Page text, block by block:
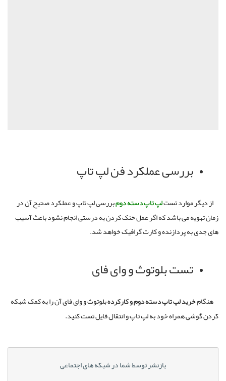
بررسی عملکرد فن لپ تاپ
از دیگر موارد تستلپتاپدستهدومبررسیلپ تاپ و عملکرد صحیح آن در
زمان تهویه می باشد که اگر عمل خنک کردن به درستی انجام نشود باعث آسیب
های جدی به پردازنده و کارت گرافیک خواهد شد.
تست بلوتوث و وای فای
هنگامخریدلپتاپدستهدوموکارکردهبلوتوث و وای فای آن را به کمک شبکه
کردن گوشی همراه خود به لپ تاپ و انتقال فایل تست کنید.
بازنشر توسط شما در شبکه های اجتماعی